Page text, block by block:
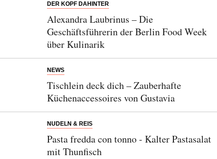
DER KOPF DAHINTER
Alexandra Laubrinus – Die
Geschäftsführerin der Berlin Food Week
über Kulinarik
NEWS
Tischlein deck dich – Zauberhafte
Küchenaccessoires von Gustavia
NUDELN & REIS
Pasta fredda con tonno - Kalter Pastasalat
mit Thunfisch